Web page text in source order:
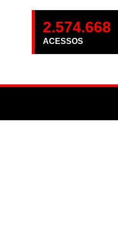
2.574.668
ACESSOS